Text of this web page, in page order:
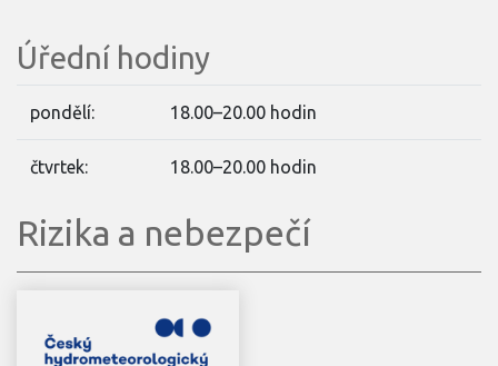
Úřední hodiny
pondělí: 18.00–20.00 hodin
čtvrtek: 18.00–20.00 hodin
Rizika a nebezpečí